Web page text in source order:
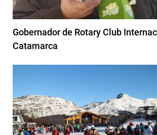
Gobernador de Rotary Club
Catamarca